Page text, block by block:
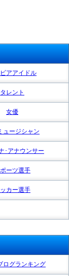
アアイドル
タレント
女優
ュージシャン
･アナウンサー
ーツ選手
カー選手
ログランキング